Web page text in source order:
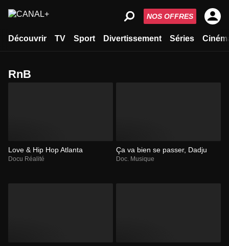
Découvrir TV Sport Divertissement Séries
NOS OFFRES
RnB
Love & Hip Hop Atlanta
Docu Réalité
Ça va bien se passer, Dadju
Doc. Musique